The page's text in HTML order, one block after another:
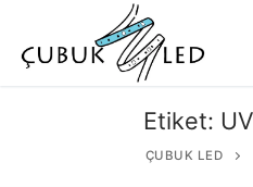
Etiket:
ÇUBUK LED